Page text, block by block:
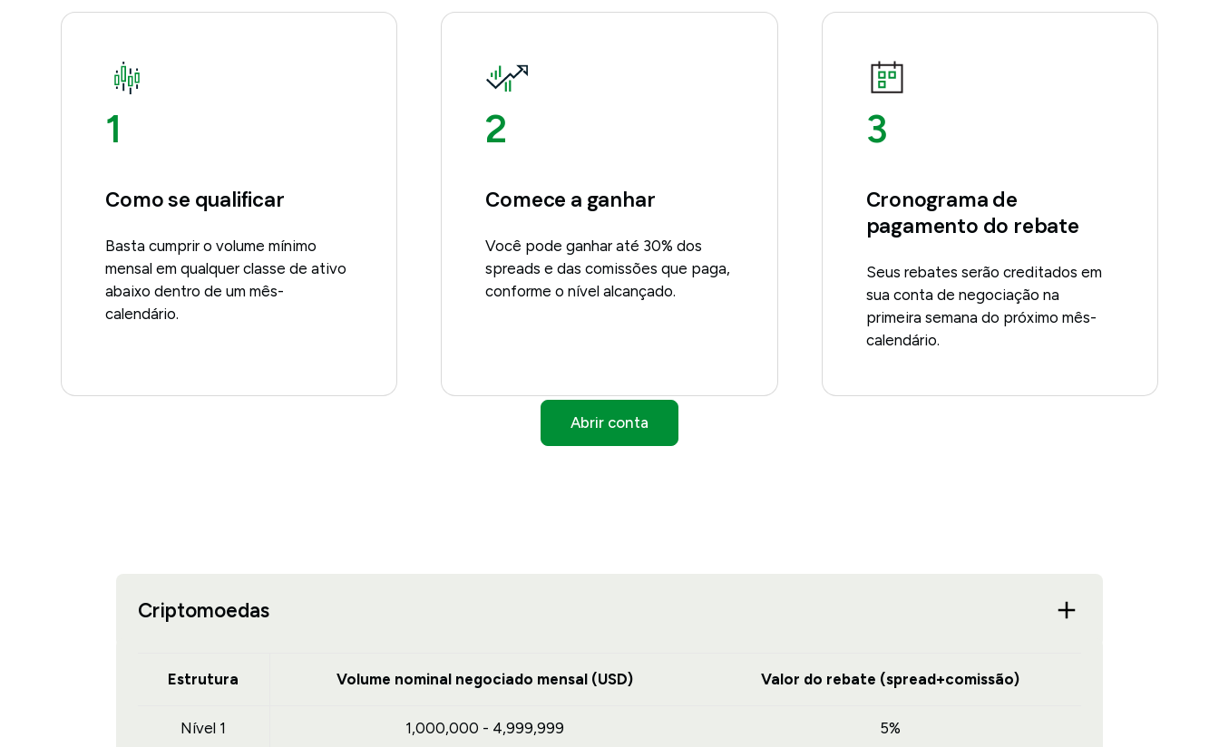
1
Como se qualificar
Basta cumprir o volume mínimo
mensal em qualquer classe de ativo
abaixo dentro de um mês-
calendário.
2
Comece a ganhar
Você pode ganhar até 30% dos
spreads e das comissões que paga,
conforme o nível alcançado.
3
Cronograma de
pagamento do rebate
Seus rebates serão creditados em
sua conta de negociação na
primeira semana do próximo mês-
calendário.
Abrir conta
Criptomoedas
Estrutura Volume nominal negociado mensal (USD) Valor do rebate (spread+comissão)
Nível 1 1,000,000 - 4,999,999 5%